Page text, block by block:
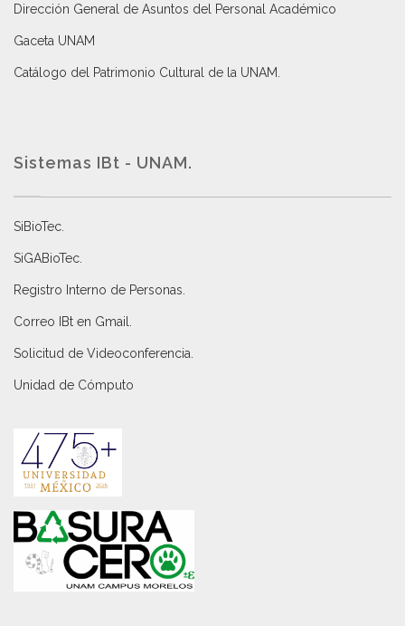
Dirección General de Asuntos del Personal Académico
Gaceta UNAM
Catálogo del Patrimonio Cultural de la UNAM.
Sistemas IBt - UNAM.
SiBioTec
SiGABioTec.
Registro Interno de Personas
Correo IBt en Gmail
Solicitud de Videoconferencia.
Unidad de Cómputo